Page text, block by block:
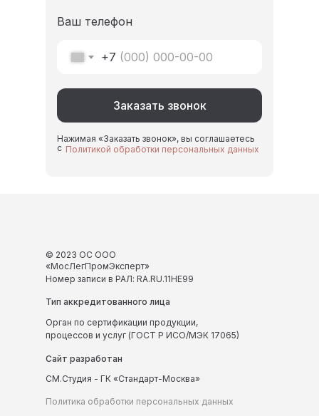
Ваш телефон
+7
Заказать звонок
Нажимая «Заказать звонок», вы соглашаетесь
с Политикой обработки персональных данных
© 2023 ОС ООО
«МосЛегПромЭксперт»
Номер записи в РАЛ: RA.RU.11НЕ99
Тип аккредитованного лица
Орган по сертификации продукции,
процессов и услуг (ГОСТ Р ИСО/МЭК 17065)
Сайт разработан
СМ.Студия - ГК «Стандарт-Москва»
Политика обработки персональных данных